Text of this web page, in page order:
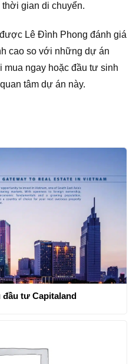
gian di chuyển.
Lê Đình Phong đánh giá
cao so với những dự án
mua ngay hoặc đầu tư sinh
tâm dự án này.
đầu tư Capitaland